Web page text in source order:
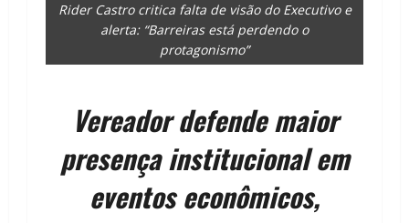
Rider Castro critica falta de visão do Executivo e
alerta: “Barreiras está perdendo o
protagonismo”
Vereador defende maior
presença institucional em
eventos econômicos,